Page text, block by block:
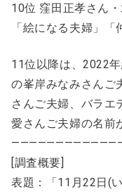
10位 窪田正孝さん
「絵になる夫婦」
11位以降は、2022
の峯岸みなみさんご
さんご夫婦、バラエ
愛さんご夫婦の名前
[調査概要]
表題：「11月22日(